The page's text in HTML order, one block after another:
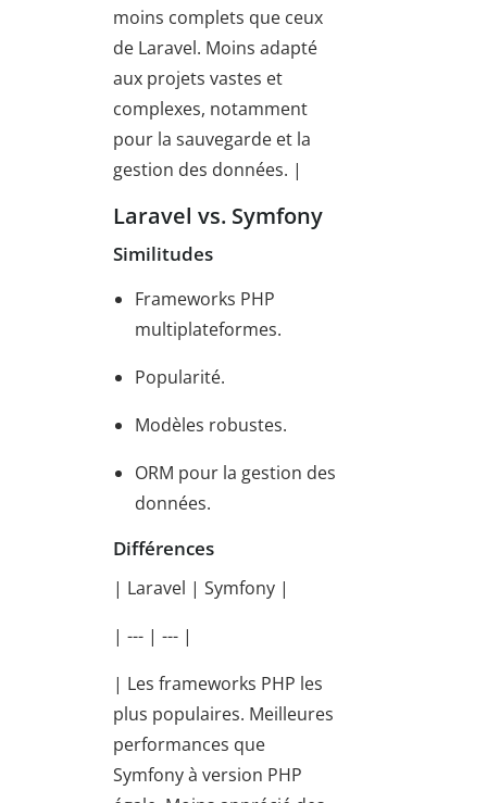
moins complets que ceux
de Laravel. Moins adapté
aux projets vastes et
complexes, notamment
pour la sauvegarde et la
gestion des données. |
Laravel vs. Symfony
Similitudes
Frameworks PHP
multiplateformes.
Popularité.
Modèles robustes.
ORM pour la gestion des
données.
Différences
| Laravel | Symfony |
| --- | --- |
| Les frameworks PHP les
plus populaires. Meilleures
performances que
Symfony à version PHP